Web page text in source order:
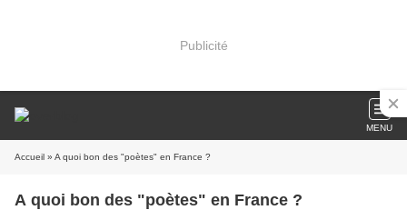
Publicité
MENU
Accueil » A quoi bon des "poètes" en France ?
A quoi bon des "poètes" en France ?